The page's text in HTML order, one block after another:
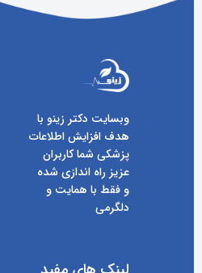
وبسایت دکتر زینو با
هدف افزایش اطلاعات
پزشکی شما کاربران
عزیز راه اندازی شده
و فقط با همایت و
دلگرمی